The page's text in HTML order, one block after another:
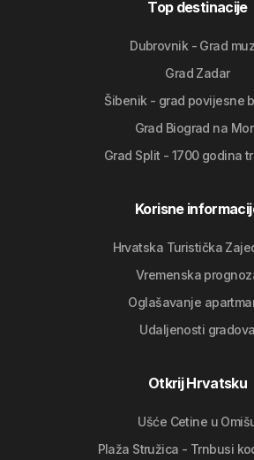
Top destinacije
Dubrovnik - Grad
Grad Zadar
Šibenik - grad povijesne
Grad Biograd na
Grad Split - 1700 godina
Korisne
Hrvatska Turistička
Vremenska
Oglašavanje
Udaljenosti gradova
Otkrij Hrvatsku
Ušće Cetine u
Plaža Stružica - Trnbusi